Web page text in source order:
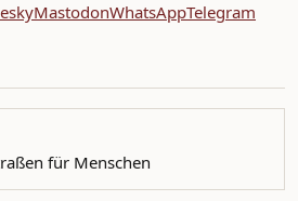
MastodonWhatsAppTelegram
für Menschen